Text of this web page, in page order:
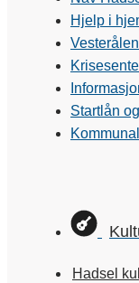
Hjelp i
Startlån
Hadsel